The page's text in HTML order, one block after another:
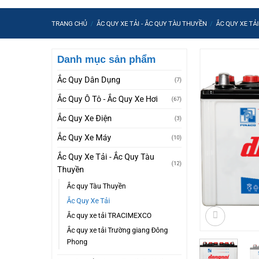
TRANG CHỦ / ẮC QUY XE TẢI - ẮC QUY TÀU THUYỀN / ẮC QUY XE TẢI
Danh mục sản phẩm
Ắc Quy Dân Dụng (7)
Ắc Quy Ô Tô - Ắc Quy Xe Hơi (67)
Ắc Quy Xe Điện (3)
Ắc Quy Xe Máy (10)
Ắc Quy Xe Tải - Ắc Quy Tàu
Thuyền
(12)
Ắc quy Tàu Thuyền
Ắc Quy Xe Tải
Ắc quy xe tải TRACIMEXCO
Ắc quy xe tải Trường giang Đông
Phong